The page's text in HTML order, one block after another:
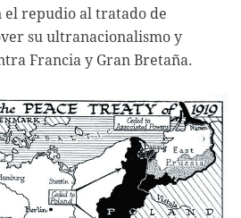
el repudio al tratado de
su ultranacionalismo y
Francia y Gran Bretaña.